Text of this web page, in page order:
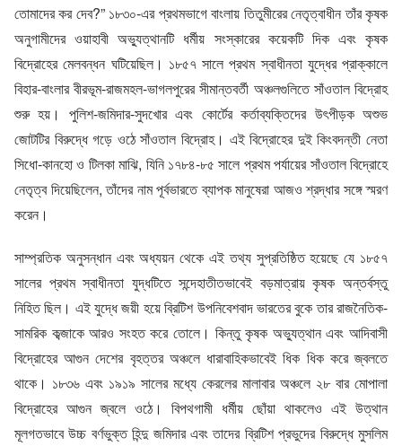
তোমাদের কর দেব?” ১৮৩০-এর প্রথমভাগে বাংলায় তিতুমীরের নেতৃত্বাধীন তাঁর কৃষক
অনুগামীদের ওয়াহাবী অভ্যুত্থানটি ধর্মীয় সংস্কারের কয়েকটি দিক এবং কৃষক
বিদ্রোহের মেলবন্ধন ঘটিয়েছিল। ১৮৫৭ সালে প্রথম স্বাধীনতা যুদ্ধের প্রাক্কালে
বিহার-বাংলার বীরভূম-রাজমহল-ভাগলপুরের সীমান্তবর্তী অঞ্চলগুলিতে সাঁওতাল বিদ্রোহ
শুরু হয়। পুলিশ-জমিদার-সুদখোর এবং কোর্টের কর্তাব্যক্তিদের উৎপীড়ক অশুভ
জোটটির বিরুদ্ধে গড়ে ওঠে সাঁওতাল বিদ্রোহ। এই বিদ্রোহের দুই কিংবদন্তী নেতা
সিধো-কানহো ও টিলকা মাঝি, যিনি ১৭৮৪-৮৫ সালে প্রথম পর্যায়ের সাঁওতাল বিদ্রোহে
নেতৃত্ব দিয়েছিলেন, তাঁদের নাম পূর্বভারতে ব্যাপক মানুষেরা আজও শ্রদ্ধার সঙ্গে স্মরণ
করেন।
সাম্প্রতিক অনুসন্ধান এবং অধ্যয়ন থেকে এই তথ্য সুপ্রতিষ্ঠিত হয়েছে যে ১৮৫৭
সালের প্রথম স্বাধীনতা যুদ্ধটিতে সন্দেহাতীতভাবেই বড়মাত্রায় কৃষক অন্তর্বস্তু
নিহিত ছিল। এই যুদ্ধে জয়ী হয়ে ব্রিটিশ উপনিবেশবাদ ভারতের বুকে তার রাজনৈতিক-
সামরিক কব্জাকে আরও সংহত করে তোলে। কিন্তু কৃষক অভ্যুত্থান এবং আদিবাসী
বিদ্রোহের আগুন দেশের বৃহত্তর অঞ্চলে ধারাবাহিকভাবেই ধিক ধিক করে জ্বলতে
থাকে। ১৮৩৬ এবং ১৯১৯ সালের মধ্যে কেরলের মালাবার অঞ্চলে ২৮ বার মোপালা
বিদ্রোহের আগুন জ্বলে ওঠে। বিপথগামী ধর্মীয় ছোঁয়া থাকলেও এই উত্থান
মূলগতভাবে উচ্চ বর্ণভুক্ত হিন্দু জমিদার এবং তাদের ব্রিটিশ প্রভুদের বিরুদ্ধে মুসলিম